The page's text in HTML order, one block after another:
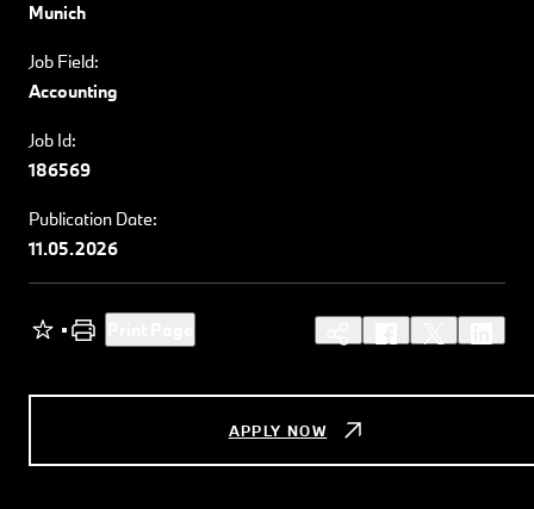
Munich
Job Field:
Accounting
Job Id:
186569
Publication Date:
11.05.2026
APPLY NOW